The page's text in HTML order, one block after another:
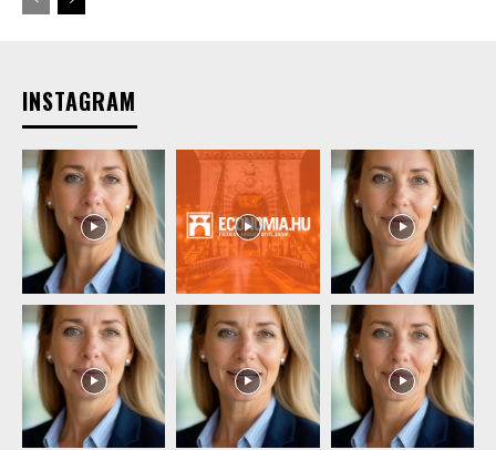
INSTAGRAM